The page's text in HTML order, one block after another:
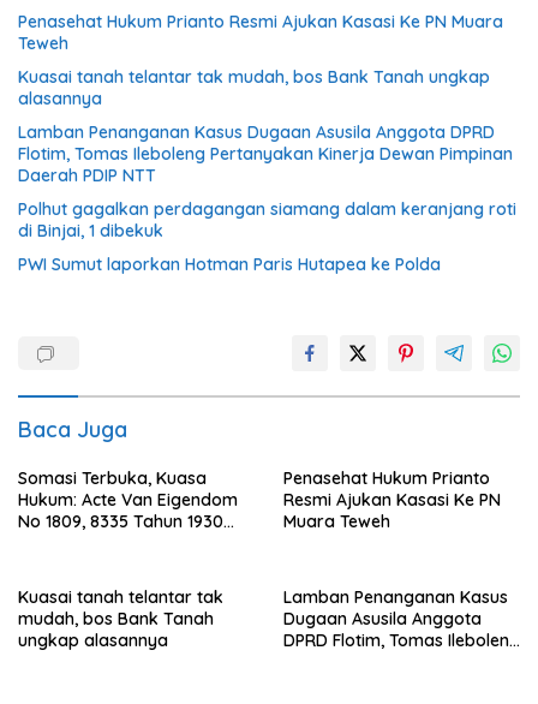
Penasehat Hukum Prianto Resmi Ajukan Kasasi Ke PN Muara
Teweh
Kuasai tanah telantar tak mudah, bos Bank Tanah ungkap
alasannya
Lamban Penanganan Kasus Dugaan Asusila Anggota DPRD
Flotim, Tomas Ileboleng Pertanyakan Kinerja Dewan Pimpinan
Daerah PDIP NTT
Polhut gagalkan perdagangan siamang dalam keranjang roti
di Binjai, 1 dibekuk
PWI Sumut laporkan Hotman Paris Hutapea ke Polda
Baca Juga
Somasi Terbuka, Kuasa
Hukum: Acte Van Eigendom
No 1809, 8335 Tahun 1930
Saamah
Penasehat Hukum Prianto
Resmi Ajukan Kasasi Ke PN
Muara Teweh
Kuasai tanah telantar tak
mudah, bos Bank Tanah
ungkap alasannya
Lamban Penanganan Kasus
Dugaan Asusila Anggota
DPRD Flotim, Tomas Ileboleng